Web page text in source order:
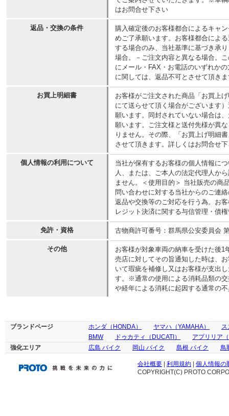
はお問合せ下さい
返品・交換の条件
購入確定後のお客様都合によるキャ
めご了承願います。お客様都合によ
する場合のみ、当社基準に基づき承
場合。－ご注文内容と異なる場合。
にメール・FAX・お電話のいずれか
に関しては、返品不可とさせて頂き
お買上明細書
お客様がご注文された商品「お買上
にて送らせて頂く場合がございます
願います。同封されていない場合は
願います。ご注文様と送付先様が異
りません。その際、「お買上げ明細
させて頂きます。詳しくはお問合せ
個人情報の利用について
当社が保有するお客様の個人情報に
人、または、ご本人の法定代理人か
ません。＜使用目的＞ 当社販売の商
問い合わせに対する当社からのご連
返品や交換等のご対応を行う為。お
レジット決済に関する与信管理・債
免許・資格 古物商許可番号：群馬県公安委員会
その他
お客様が対象車両の納車を受けた後
売店に対してその旨通知した時は、
いて瑕疵を補修し又はお客様が支出
す。※通常の使用による消耗品類の
や経年による消耗に起因する通常の
ブランドページ ホンダ（HONDA） ヤマハ（YAMAHA）
ス
BMW
ドゥカティ（DUCATI）
アプリリア
強化エリア
広島 バイク 岡山 バイク 島根 バイク 鳥
会社概要 利用規約
個人情報の
COPYRIGHT(C) PROTO